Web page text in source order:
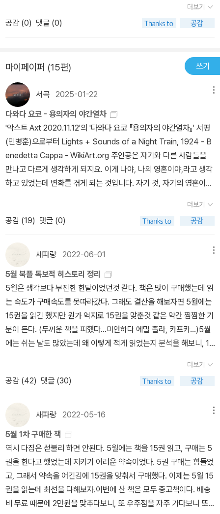
어왔다. 여러 번 이야기했듯 일본소설 비애호가로 별 공감 없이 읽었
을 뿐이다. 물론 당연히 편견에 찬 한 아마추어 독자의 지극히 사적인
감상이니 이 독후감을 읽는 분은 내 잡스러운 글 때문에 일어 원본을
“세계문학전집”의 한 자리, 그것도 장 자크 루소의 바로 뒷자리를 차
지한 ‘고전 급’ 요새 흔한 말로 ‘월드 클래스’ 급 소설책을 멀리하는 우
를 범하지 않으시리라 믿는다.​
그저 자신의 생각을 풀어낸 것 같기도한 방식이 재미 있다. 그래서 경
계를 넘나드는 글쓰기라고 했나.
더보기
공감 (0) 댓글 (0)
마이페이퍼 (15편) 쓰기
서곡 2025-01-22
다와다 요코 - 용의자의 야간열차
'악스트 Axt 2020.11.12'의 '다와다 요코 『용의자의 야간열차』' 서평
(민병훈)으로부터 Lights + Sounds of a Night Train, 1924 - B
enedetta Cappa - WikiArt.org 주인공은 자기와 다른 사람들을
만나고 다르게 생각하게 되지요. 이게 나야, 나의 영혼이야,라고 생각
하고 있었는데 변화를 겪게 되는 것입니다. 자기 것, 자기의 영혼이라
영, 「문학, 읽다 그리고 번역하다—다와다 요코 인터뷰」, 『문학과사
회』, 2019년 여름호 제32권 제2호(통권 제126호), 315쪽
더보기
공감 (19) 댓글 (0)
새파랑 2022-06-01
5월 북플 독보적 히스토리 정리
5월은 생각보다 부진한 한달이었던것 같다. 책은 많이 구매했는데 읽
는 속도가 구매속도를 못따라갔다. 그래도 결산을 해보자면 5월에는
15권을 읽긴 했지만 뭔가 억지로 15권을 맞춘것 같은 약간 찜찜한 기
분이 든다. (두꺼운 책을 피했다...미안하다 에밀 졸라, 카프카...)5월
에는 쉬는 날도 많았는데 왜 이렇게 적게 읽었는지 분석을 해보니, 1.
데 몇일 지나서 쓰다보니 기억이 잘 안나서 많이 헤맨 한달이었다. 리
뷰를 쓰기가 힘든 작품도 꽤 있었다...) 2. 너무 질질 끌면서 읽은 책이
두권이나 있었다.(소리와 분노, 포트노이의 불평....) 3. 사실 1,2는 핑
계일 뿐 술먹고 놀러다닌다고 적게 읽었고 못썼을 뿐이다. 반성한다.
그래도 꼽아보자면,5월에 읽은 좋은 책은 엔도 슈사쿠의 <깊은 강>,
<바다와 독약>이다. 내가 너무나 좋아하는 로맹 가리의 <솔로몬왕의
고뇌>와 나쓰메 소세키의 <명암>, 애증하는 윌리엄 포크너의 <곰>
도 100점짜리였지만, 엔도 슈사쿠의 두 작품은 101점을 주고싶다. <
바다와 독약>은 리뷰를 쓰려고 몇일을 고민하다가 도저히 못쓰겠어
서 100자평으로만 남겼는데 너무 인상적인 작품이었다. <깊은 강>
은 그의 작품 <침묵>을 좋아한다면 분명 만족할만한 작품이라 생각
더보기
공감 (42) 댓글 (30)
새파랑 2022-05-16
5월 1차 구매한 책
역시 다짐은 섣불리 하면 안된다. 5월에는 책을 15권 읽고, 구매는 5
권을 한다고 했었는데 지키기 어려운 약속이었다. 5권 구매는 힘들었
고, 그래서 약속을 어긴김에 15권을 맞춰서 구매했다. 이제는 5월 15
권을 읽는데 최선을 다해보자.이번에 산 책은 모두 중고책이다. 배송
비 무료 때문에 2만원을 맞추다보니, 또 우주점을 자주 가다보니 또